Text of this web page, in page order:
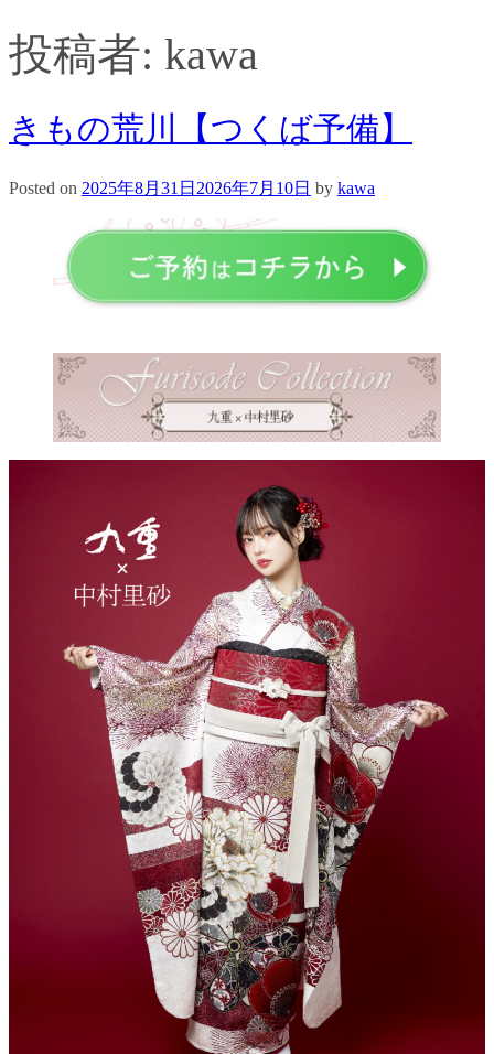
投稿者: kawa
きもの荒川【つくば予備】
Posted on 2025年8月31日 2026年7月10日 by kawa